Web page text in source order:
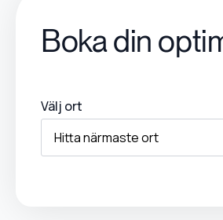
Boka din
Välj ort